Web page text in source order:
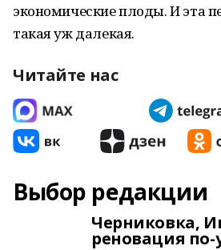
экономические плоды. И эта
такая уж далекая.
Читайте нас
Выбор редакции
Черниковка,
реновация